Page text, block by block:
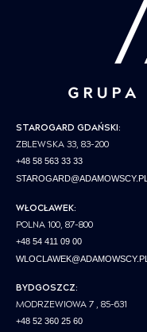
STAROGARD GDAŃSKI:
ZBLEWSKA 33, 83-200
+48 58 563 33 33
STAROGARD@ADAMOWSCY.PL
WŁOCŁAWEK:
POLNA 100, 87-800
+48 54 411 09 00
WLOCLAWEK@ADAMOWSCY.PL
BYDGOSZCZ:
MODRZEWIOWA 7 , 85-631
+48 52 360 25 60